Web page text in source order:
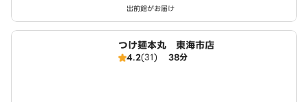
出前館がお届け
つけ麺本丸 東海市店
4.2(31) 38分